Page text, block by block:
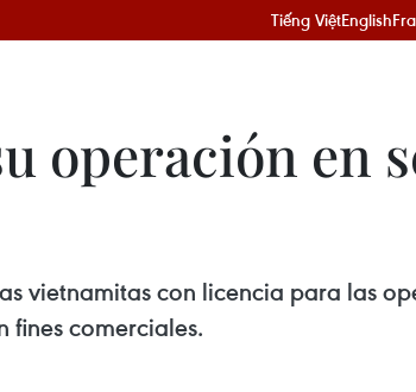
Tiếng ViệtEnglish
operación en
vietnamitas con licencia para las
fines comerciales.